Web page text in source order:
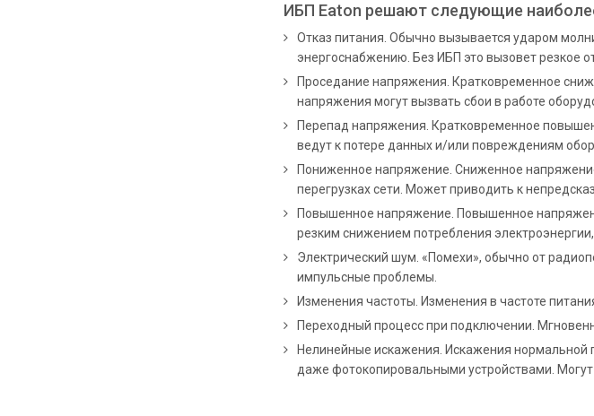
ИБП Eaton решают следующие
Отказ питания. Обычно вызывается ударом
энергоснабжению. Без ИБП это вызовет резкое
Проседание напряжения. Кратковременное
напряжения могут вызвать сбои в работе
Перепад напряжения. Кратковременное
ведут к потере данных и/или повреждениям
Пониженное напряжение. Сниженное
перегрузках сети. Может приводить к
Повышенное напряжение. Повышенное
резким снижением потребления
Электрический шум. «Помехи», обычно от
импульсные проблемы.
Изменения частоты. Изменения в частоте
Переходный процесс при подключении.
Нелинейные искажения. Искажения
даже фотокопировальными устройствами.